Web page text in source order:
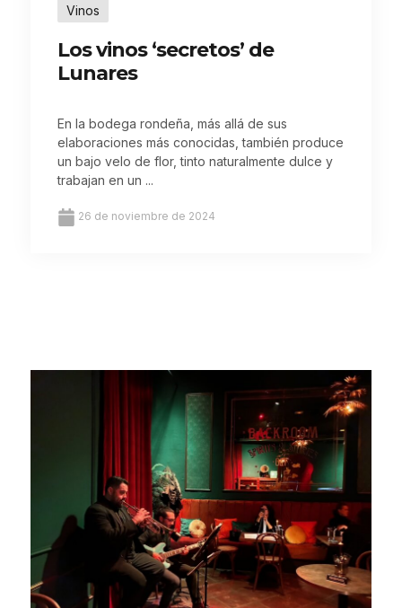
Vinos
Los vinos ‘secretos’ de
Lunares
En la bodega rondeña, más allá de sus
elaboraciones más conocidas, también produce
un bajo velo de flor, tinto naturalmente dulce y
trabajan en un ...
26 de noviembre de 2024